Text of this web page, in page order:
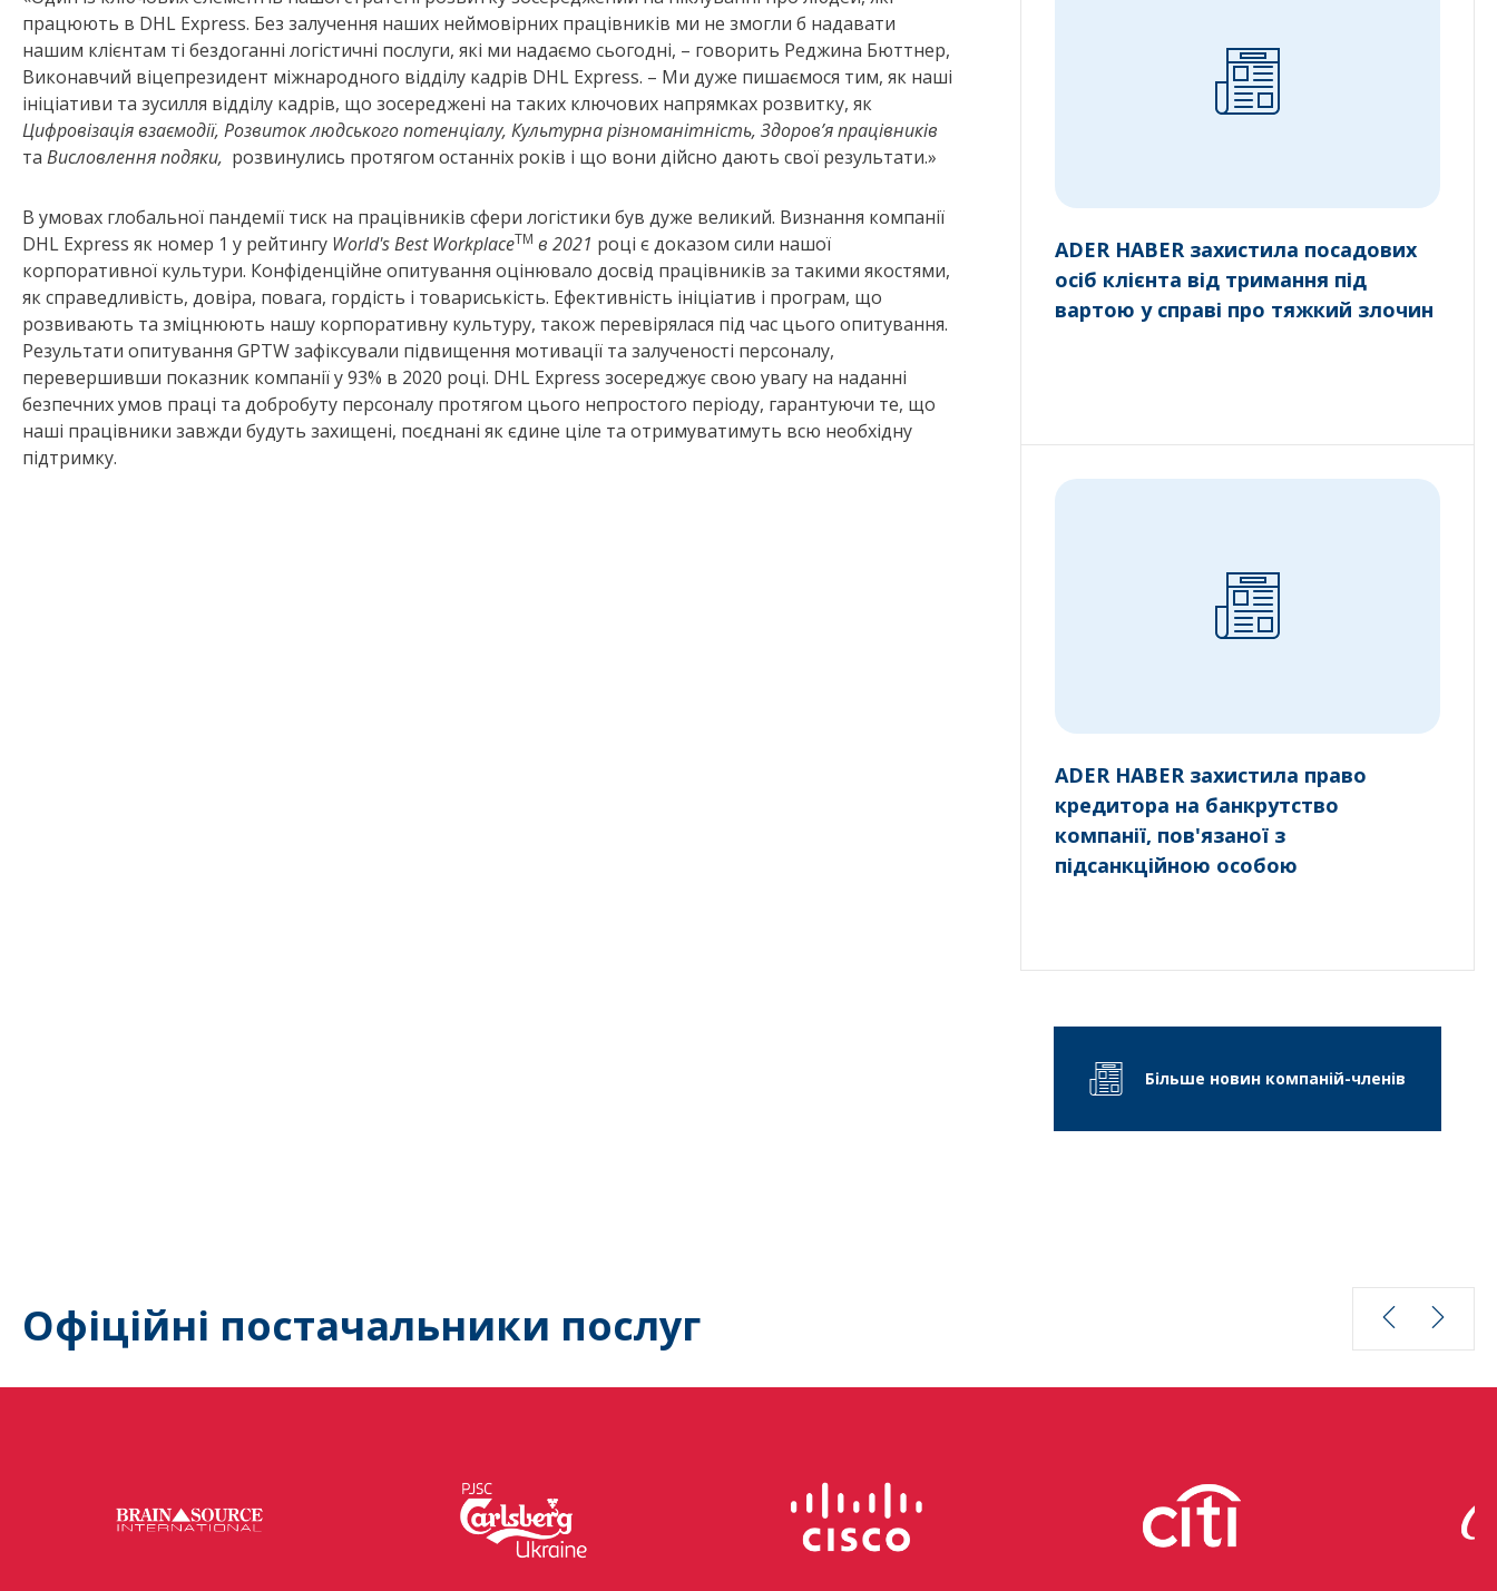
працюють в DHL Express. Без залучення наших неймовірних працівників ми не змогли б надавати
нашим клієнтам ті бездоганні логістичні послуги, які ми надаємо сьогодні, – говорить Реджина Бюттнер,
Виконавчий віцепрезидент міжнародного відділу кадрів DHL Express. – Ми дуже пишаємося тим, як наші
ініціативи та зусилля відділу кадрів, що зосереджені на таких ключових напрямках розвитку, як
Цифровізація взаємодії, Розвиток людського потенціалу, Культурна різноманітність, Здоров’я працівників
та Висловлення подяки, розвинулись протягом останніх років і що вони дійсно дають свої результати.»
В умовах глобальної пандемії тиск на працівників сфери логістики був дуже великий. Визнання компанії
DHL Express як номер 1 у рейтингу World's Best WorkplaceTM в 2021 році є доказом сили нашої
корпоративної культури. Конфіденційне опитування оцінювало досвід працівників за такими якостями,
як справедливість, довіра, повага, гордість і товариськість. Ефективність ініціатив і програм, що
розвивають та зміцнюють нашу корпоративну культуру, також перевірялася під час цього опитування.
Результати опитування GPTW зафіксували підвищення мотивації та залученості персоналу,
перевершивши показник компанії у 93% в 2020 році. DHL Express зосереджує свою увагу на наданні
безпечних умов праці та добробуту персоналу протягом цього непростого періоду, гарантуючи те, що
наші працівники завжди будуть захищені, поєднані як єдине ціле та отримуватимуть всю необхідну
підтримку.
ADER HABER захистила посадових
осіб клієнта від тримання під
вартою у справі про тяжкий злочин
ADER HABER захистила право
кредитора на банкрутство
компанії, пов'язаної з
підсанкційною особою
Більше новин компаній-членів
Офіційні постачальники послуг